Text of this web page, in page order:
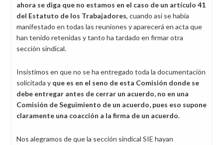
ahora se diga que no estamos en el caso de un artículo 41
del Estatuto de los Trabajadores, cuando así se había
manifestado en todas las reuniones y aparecerá en acta que
han tenido retenidas y tanto ha tardado en firmar otra
sección sindical.
Insistimos en que no se ha entregado toda la documentación
solicitada y que es en el seno de esta Comisión donde se
debe entregar antes de cerrar un acuerdo, no en una
Comisión de Seguimiento de un acuerdo, pues eso supone
claramente una coacción a la firma de un acuerdo.
Nos alegramos de que la sección sindical SIE hayan